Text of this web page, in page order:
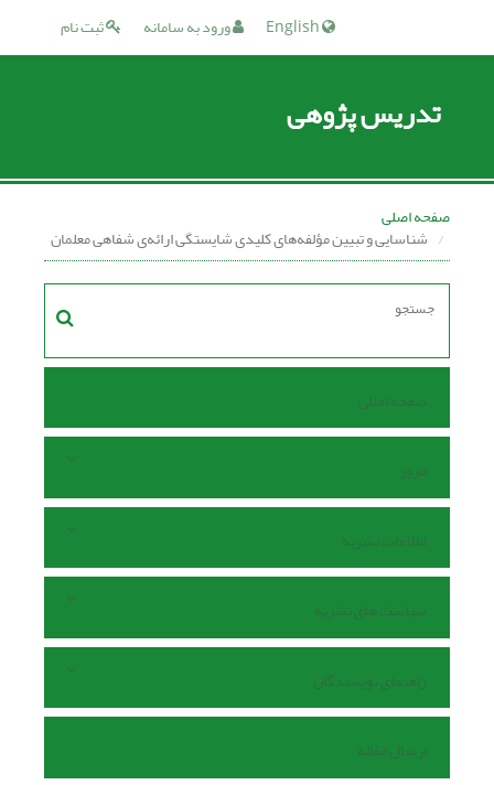
ثبت نام ورود به سامانه
تدریس پژوهی
صفحه اصلی
شناسایی و تبیین مؤلفه‌های کلیدی شایستگی ارائه‌ی شفاهی معلمان
صفحه اصلی
مرور
اطلاعات نشریه
سیاست های نشریه
راهنمای نویسندگان
ارسال مقاله